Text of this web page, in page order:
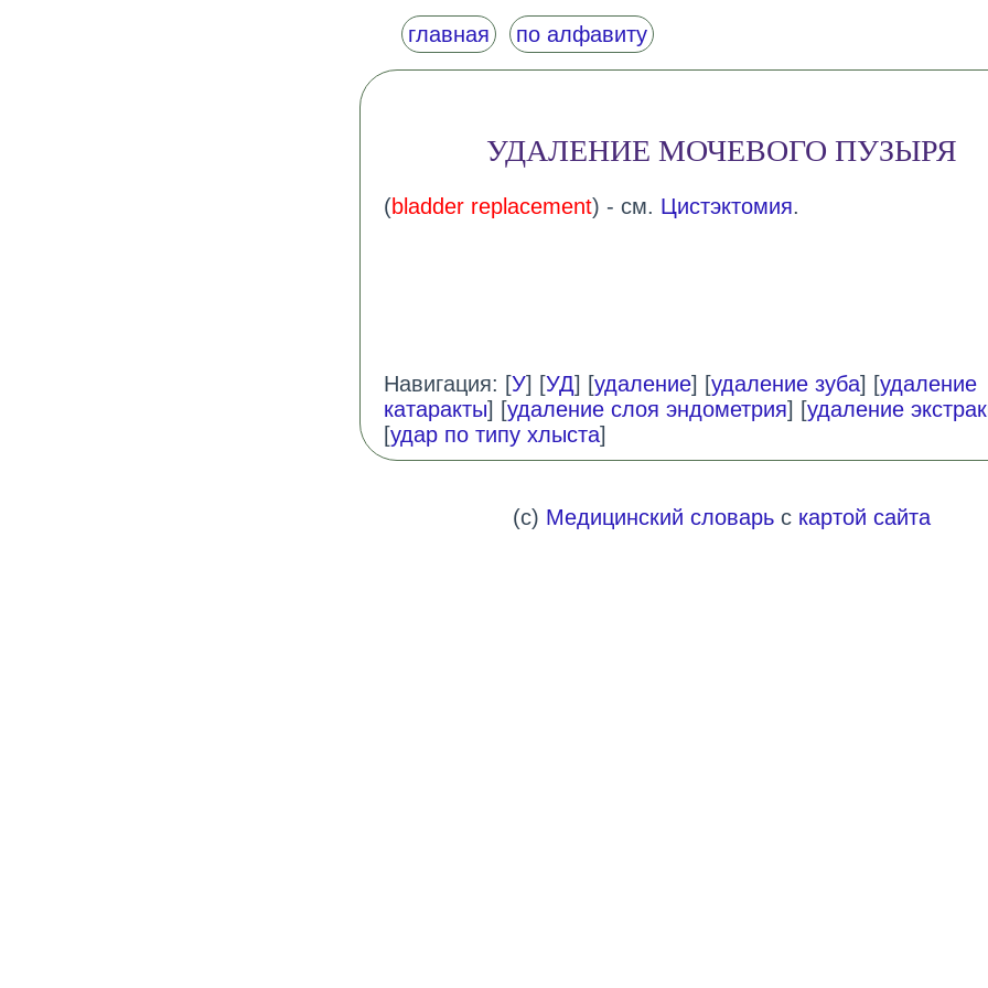
главная по алфавиту
УДАЛЕНИЕ МОЧЕВОГО ПУЗЫРЯ
(bladder replacement) - см. Цистэктомия.
Навигация: [У] [УД] [удаление] [удаление зуба] [удаление
катаракты] [удаление слоя эндометрия] [удаление
[удар по типу хлыста]
(c) Медицинский словарьс картой сайта